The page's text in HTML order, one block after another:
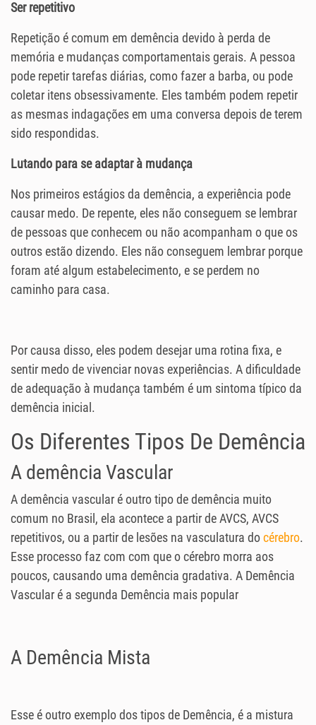
Ser repetitivo
Repetição é comum em demência devido à perda de
memória e mudanças comportamentais gerais. A pessoa
pode repetir tarefas diárias, como fazer a barba, ou pode
coletar itens obsessivamente. Eles também podem repetir
as mesmas indagações em uma conversa depois de terem
sido respondidas.
Lutando para se adaptar à mudança
Nos primeiros estágios da demência, a experiência pode
causar medo. De repente, eles não conseguem se lembrar
de pessoas que conhecem ou não acompanham o que os
outros estão dizendo. Eles não conseguem lembrar porque
foram até algum estabelecimento, e se perdem no
caminho para casa.
Por causa disso, eles podem desejar uma rotina fixa, e
sentir medo de vivenciar novas experiências. A dificuldade
de adequação à mudança também é um sintoma típico da
demência inicial.
Os Diferentes Tipos De Demência
A demência Vascular
A demência vascular é outro tipo de demência muito
comum no Brasil, ela acontece a partir de AVCS, AVCS
repetitivos, ou a partir de lesões na vasculatura docérebro.
Esse processo faz com com que o cérebro morra aos
poucos, causando uma demência gradativa. A Demência
Vascular é a segunda Demência mais popular
A Demência Mista
Esse é outro exemplo dos tipos de Demência, é a mistura